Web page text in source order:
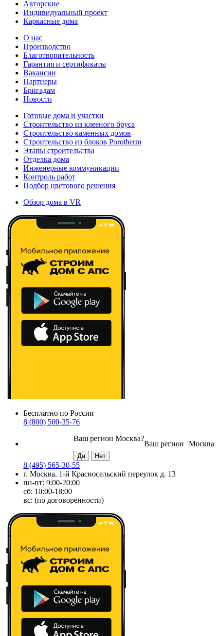
Авторские
Индивидуальный проект
Каркасные дома
О нас
Производство
Благотворительность
Гарантия и сертификаты
Вакансии
Партнеры
Бригадам
Новости
Готовые дома и участки
Строительство из клееного бруса
Строительство каменных домов
Строительство из блоков Porotherm
Этапы строительства
Отделка дома
Инженерные коммуникации
Контроль работ
Подбор цветового решения
Обзор дома в VR
Бесплатно по России
8 (800) 500-35-76
Москва
Ваш регион
Ваш регион Москва?
8 (495) 565-30-55
г. Москва, 1-й Красносельский переулок д. 13
пн-пт: 9:00-20:00
сб: 10:00-18:00
вс: (по договоренности)